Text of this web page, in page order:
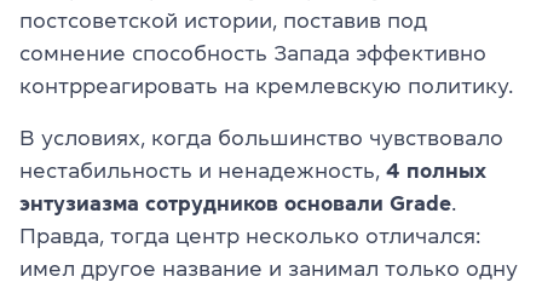
постсоветской истории, поставив под
сомнение способность Запада эффективно
контрреагировать на кремлевскую политику.
В условиях, когда большинство чувствовало
нестабильность и ненадежность, 4 полных
энтузиазма сотрудников основали Grade
Правда, тогда центр несколько отличался:
имел другое название и занимал только одну